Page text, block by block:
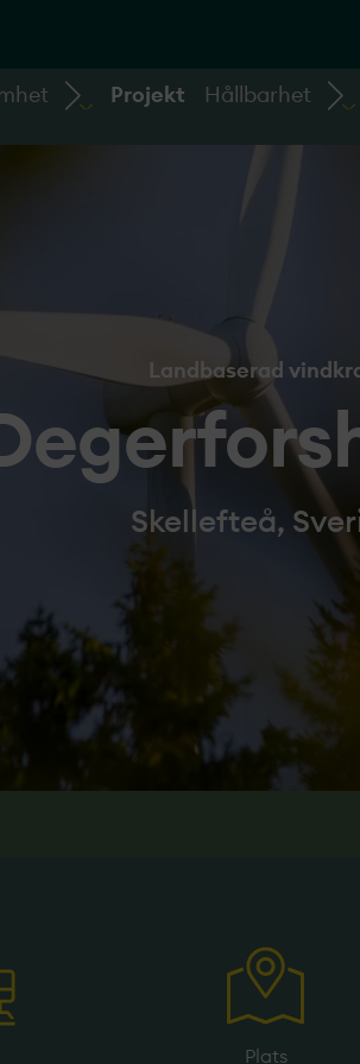
Projekt Hållbarhet
Landbaserad
Skellefteå,
Plats